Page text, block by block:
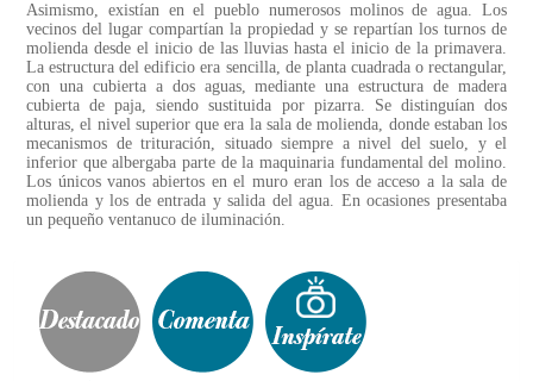
Asimismo, existían en el pueblo numerosos molinos de agua. Los
vecinos del lugar compartían la propiedad y se repartían los turnos de
molienda desde el inicio de las lluvias hasta el inicio de la primavera.
La estructura del edificio era sencilla, de planta cuadrada o rectangular,
con una cubierta a dos aguas, mediante una estructura de madera
cubierta de paja, siendo sustituida por pizarra. Se distinguían dos
alturas, el nivel superior que era la sala de molienda, donde estaban los
mecanismos de trituración, situado siempre a nivel del suelo, y el
inferior que albergaba parte de la maquinaria fundamental del molino.
Los únicos vanos abiertos en el muro eran los de acceso a la sala de
molienda y los de entrada y salida del agua. En ocasiones presentaba
un pequeño ventanuco de iluminación.